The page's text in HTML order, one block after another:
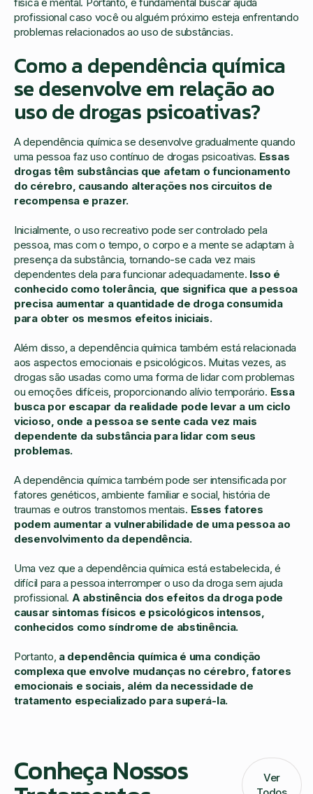
profissional caso você ou alguém próximo esteja enfrentando
problemas relacionados ao uso de substâncias.
Como a dependência química
se desenvolve em relação ao
uso de drogas psicoativas?
A dependência química se desenvolve gradualmente quando
uma pessoa faz uso contínuo de drogas psicoativas. Essas
drogas têm substâncias que afetam o funcionamento
do cérebro, causando alterações nos circuitos de
recompensa e prazer.
Inicialmente, o uso recreativo pode ser controlado pela
pessoa, mas com o tempo, o corpo e a mente se adaptam à
presença da substância, tornando-se cada vez mais
dependentes dela para funcionar adequadamente. Isso é
conhecido como tolerância, que significa que a pessoa
precisa aumentar a quantidade de droga consumida
para obter os mesmos efeitos iniciais.
Além disso, a dependência química também está relacionada
aos aspectos emocionais e psicológicos. Muitas vezes, as
drogas são usadas como uma forma de lidar com problemas
ou emoções difíceis, proporcionando alívio temporário. Essa
busca por escapar da realidade pode levar a um ciclo
vicioso, onde a pessoa se sente cada vez mais
dependente da substância para lidar com seus
problemas.
A dependência química também pode ser intensificada por
fatores genéticos, ambiente familiar e social, história de
traumas e outros transtornos mentais. Esses fatores
podem aumentar a vulnerabilidade de uma pessoa ao
desenvolvimento da dependência.
Uma vez que a dependência química está estabelecida, é
difícil para a pessoa interromper o uso da droga sem ajuda
profissional. A abstinência dos efeitos da droga pode
causar sintomas físicos e psicológicos intensos,
conhecidos como síndrome de abstinência.
Portanto, a dependência química é uma condição
complexa que envolve mudanças no cérebro, fatores
emocionais e sociais, além da necessidade de
tratamento especializado para superá-la.
Conheça Nossos
Ver